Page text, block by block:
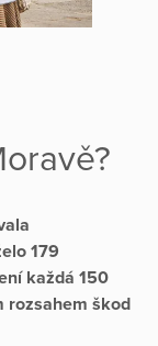
179
každá 150
rozsahem škod